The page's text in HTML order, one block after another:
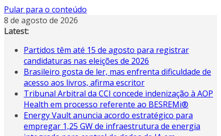
Pular para o conteúdo
8 de agosto de 2026
Latest:
Partidos têm até 15 de agosto para registrar
candidaturas nas eleições de 2026
Brasileiro gosta de ler, mas enfrenta dificuldade de
acesso aos livros, afirma escritor
Tribunal Arbitral da CCI concede indenização à AOP
Health em processo referente ao BESREMi®
Energy Vault anuncia acordo estratégico para
empregar 1,25 GW de infraestrutura de energia